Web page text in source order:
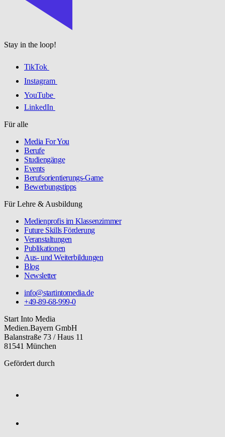
Stay in the loop!
TikTok
Instagram
YouTube
LinkedIn
Für alle
Media For You
Berufe
Studiengänge
Events
Berufsorientierungs-Game
Bewerbungstipps
Für Lehre & Ausbildung
Medienprofis im Klassenzimmer
Future Skills Förderung
Veranstaltungen
Publikationen
Aus- und Weiterbildungen
Blog
Newsletter
info@startintomedia.de
+49-89-68-999-0
Start Into Media
Medien.Bayern GmbH
Balanstraße 73 / Haus 11
81541 München
Gefördert durch